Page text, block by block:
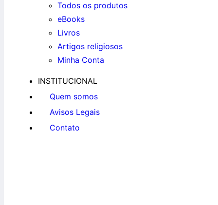
Todos os produtos
eBooks
Livros
Artigos religiosos
Minha Conta
INSTITUCIONAL
Quem somos
Avisos Legais
Contato